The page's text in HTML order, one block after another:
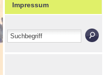
Impressum